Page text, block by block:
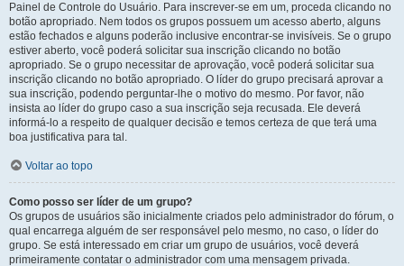
Painel de Controle do Usuário. Para inscrever-se em um, proceda clicando no
botão apropriado. Nem todos os grupos possuem um acesso aberto, alguns
estão fechados e alguns poderão inclusive encontrar-se invisíveis. Se o grupo
estiver aberto, você poderá solicitar sua inscrição clicando no botão
apropriado. Se o grupo necessitar de aprovação, você poderá solicitar sua
inscrição clicando no botão apropriado. O líder do grupo precisará aprovar a
sua inscrição, podendo perguntar-lhe o motivo do mesmo. Por favor, não
insista ao líder do grupo caso a sua inscrição seja recusada. Ele deverá
informá-lo a respeito de qualquer decisão e temos certeza de que terá uma
boa justificativa para tal.
Voltar ao topo
Como posso ser líder de um grupo?
Os grupos de usuários são inicialmente criados pelo administrador do fórum, o
qual encarrega alguém de ser responsável pelo mesmo, no caso, o líder do
grupo. Se está interessado em criar um grupo de usuários, você deverá
primeiramente contatar o administrador com uma mensagem privada.